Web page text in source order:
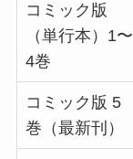
コミック版
（単行本）1〜
4巻
コミック版 5
巻（最新刊）